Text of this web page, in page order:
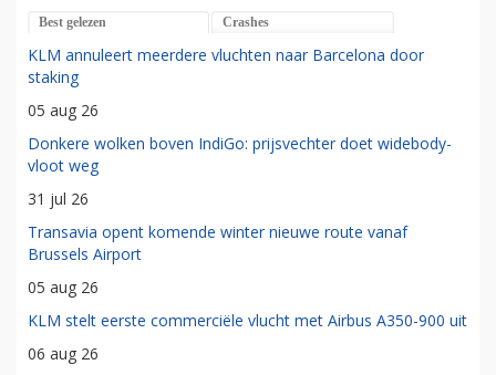
Best gelezen Crashes
KLM annuleert meerdere vluchten naar Barcelona door
staking
05 aug 26
Donkere wolken boven IndiGo: prijsvechter doet widebody-
vloot weg
31 jul 26
Transavia opent komende winter nieuwe route vanaf
Brussels Airport
05 aug 26
KLM stelt eerste commerciële vlucht met Airbus A350-900 uit
06 aug 26